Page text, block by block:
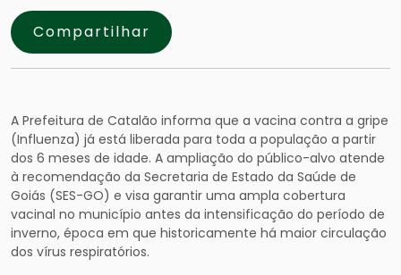
Compartilhar
A Prefeitura de Catalão informa que a vacina contra a gripe
(Influenza) já está liberada para toda a população a partir
dos 6 meses de idade. A ampliação do público-alvo atende
à recomendação da Secretaria de Estado da Saúde de
Goiás (SES-GO) e visa garantir uma ampla cobertura
vacinal no município antes da intensificação do período de
inverno, época em que historicamente há maior circulação
dos vírus respiratórios.